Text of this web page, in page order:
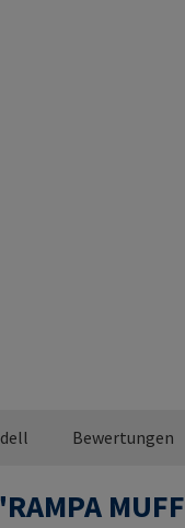
Bewertungen